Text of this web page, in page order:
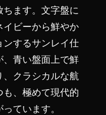
ます。文字盤に
ビーから鮮やか
するサンレイ仕
、青い盤面上で鮮
クラシカルな航
、極めて現代的
ています。